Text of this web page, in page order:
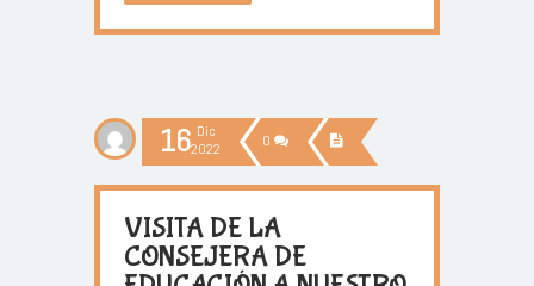
16 Dic
2022
0
VISITA DE LA
CONSEJERA DE